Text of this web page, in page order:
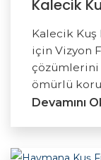
Kalecik
Kalecik
için Vizyon
çözümlerini
ömürlü
Devamını